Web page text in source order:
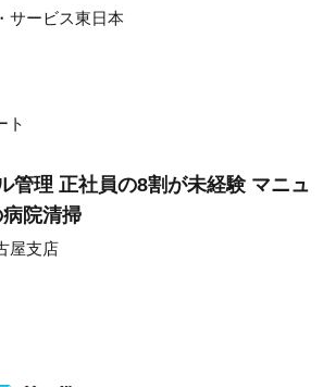
サービス東日本
ト
管理 正社員の8割が未経験 マニュ
院清掃
屋支店